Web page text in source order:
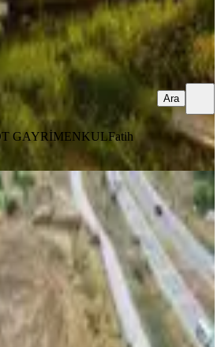
GAYRİMENKULFatih
Ara
Çevrilmiş Büyük Ve Küçük
Parkı Uygun Kiralık Arsa
Kurna Mahallesi
17.07.2026
₺